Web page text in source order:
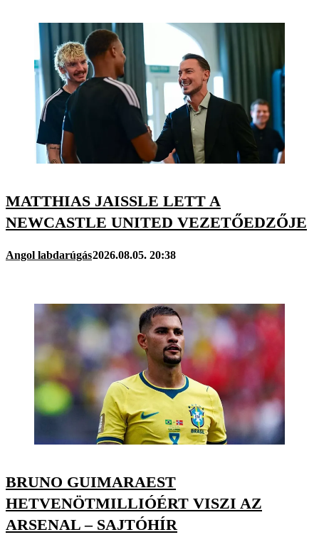
MATTHIAS JAISSLE LETT A
NEWCASTLE UNITED VEZETŐEDZŐJE
Angol labdarúgás2026.08.05. 20:38
BRUNO GUIMARAEST
HETVENÖTMILLIÓÉRT VISZI AZ
ARSENAL – SAJTÓHÍR